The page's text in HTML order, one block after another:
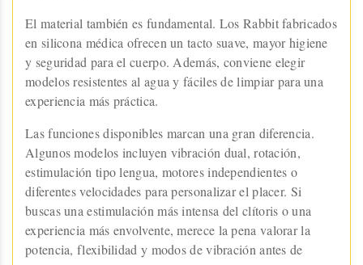
El material también es fundamental. Los Rabbit fabricados
en silicona médica ofrecen un tacto suave, mayor higiene
y seguridad para el cuerpo. Además, conviene elegir
modelos resistentes al agua y fáciles de limpiar para una
experiencia más práctica.
Las funciones disponibles marcan una gran diferencia.
Algunos modelos incluyen vibración dual, rotación,
estimulación tipo lengua, motores independientes o
diferentes velocidades para personalizar el placer. Si
buscas una estimulación más intensa del clítoris o una
experiencia más envolvente, merece la pena valorar la
potencia, flexibilidad y modos de vibración antes de